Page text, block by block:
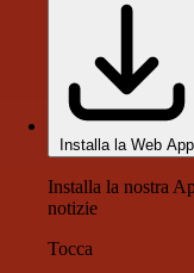
Installa la Web App
Installa la nostra
notizie
Tocca